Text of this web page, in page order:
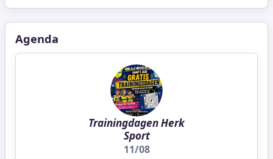
Agenda
Trainingdagen Herk
Sport
11/08